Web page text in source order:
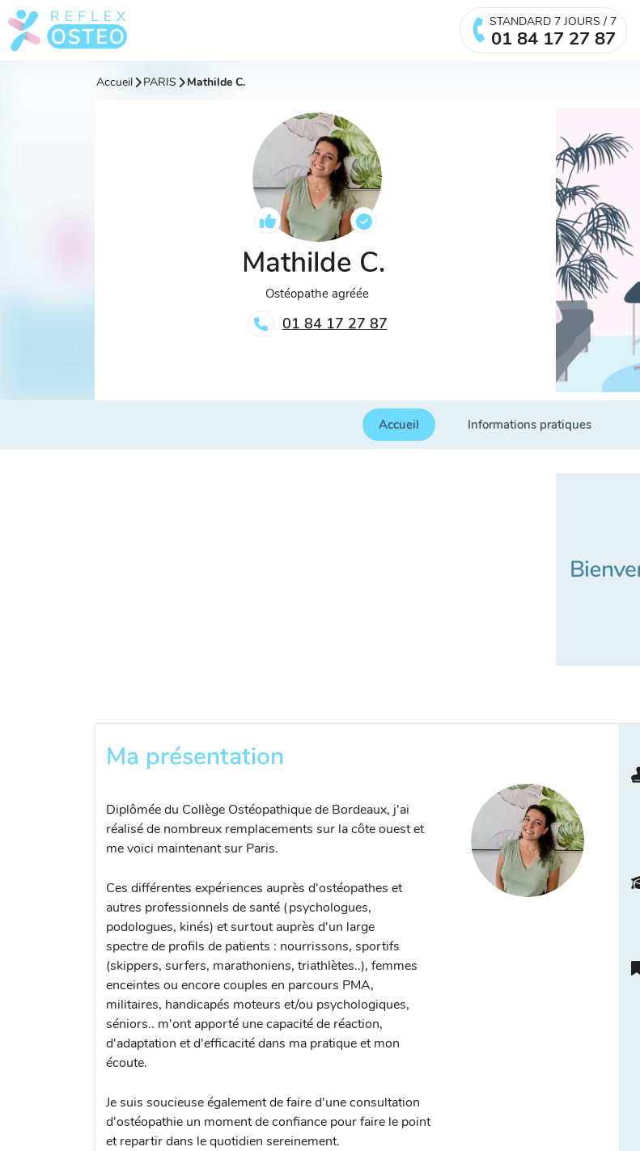
STANDARD 7 JOURS / 7
01 84 17 27 87
Accueil PARIS Mathilde C.
Mathilde C.
Ostéopathe agréée
01 84 17 27 87
Accueil Informations pratiques
Ma présentation
Diplômée du Collège Ostéopathique de Bordeaux, j'ai
réalisé de nombreux remplacements sur la côte ouest et
me voici maintenant sur Paris.
Ces différentes expériences auprès d'ostéopathes et
autres professionnels de santé (psychologues,
podologues, kinés) et surtout auprès d'un large
spectre de profils de patients : nourrissons, sportifs
(skippers, surfers, marathoniens, triathlètes..), femmes
enceintes ou encore couples en parcours PMA,
militaires, handicapés moteurs et/ou psychologiques,
séniors.. m'ont apporté une capacité de réaction,
d'adaptation et d'efficacité dans ma pratique et mon
écoute.
Je suis soucieuse également de faire d'une consultation
d'ostéopathie un moment de confiance pour faire le point
et repartir dans le quotidien sereinement.